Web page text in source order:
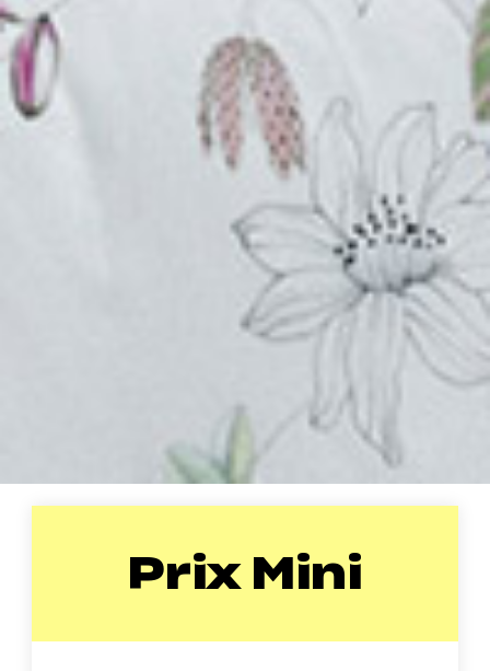
Prix Mini